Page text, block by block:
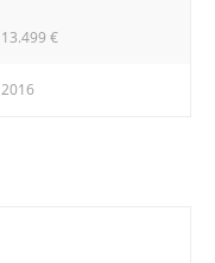
13.499 €
2016